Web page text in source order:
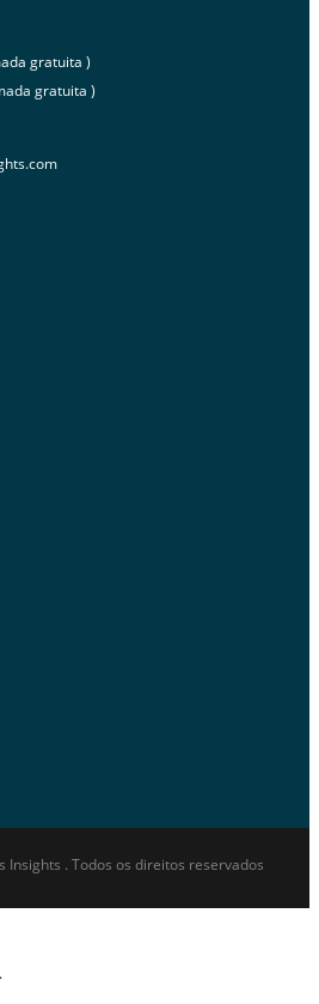
gratuita )
gratuita )
Insights . Todos os direitos reservados